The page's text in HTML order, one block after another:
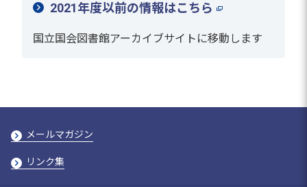
2021年度以前の情報はこちら
国立国会図書館アーカイブサイトに移動します
メールマガジン
リンク集